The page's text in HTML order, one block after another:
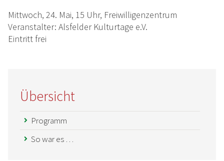
Mittwoch, 24. Mai, 15 Uhr, Freiwilligenzentrum
Veranstalter: Alsfelder Kulturtage e.V.
Eintritt frei
Übersicht
Programm
So war es …